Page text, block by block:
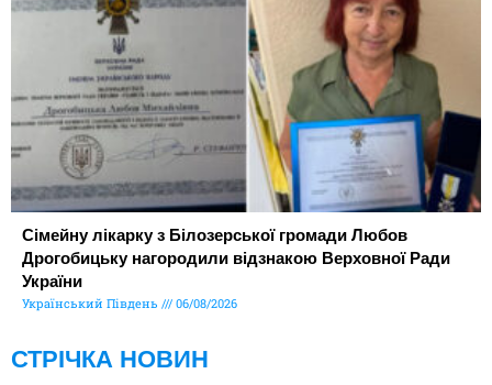
Сімейну лікарку з Білозерської громади Любов
Дрогобицьку нагородили відзнакою Верховної Ради
України
Український Південь 06/08/2026
СТРІЧКА НОВИН